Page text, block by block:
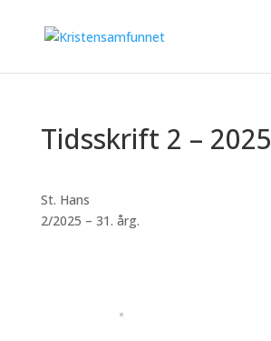
Tidsskrift 2 – 2025
St. Hans
2/2025 – 31. årg.